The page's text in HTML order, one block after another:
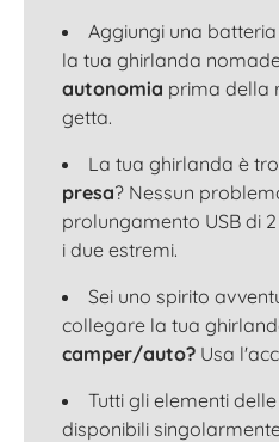
Aggiungi una
la tua ghirlanda
autonomia prima della
getta.
La tua ghirlanda è
presa? Nessun
prolungamento USB di
i due estremi.
Sei uno spirito
collegare la tua
camper/auto? Usa
Tutti gli elementi
disponibili